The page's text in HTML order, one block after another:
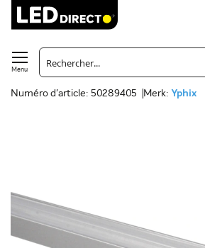
Menu
Numéro d'article: 50289405 Merk: Yphix